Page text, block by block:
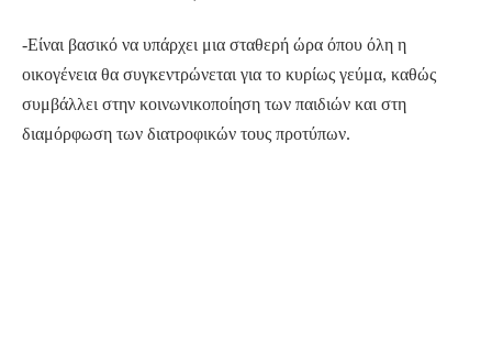
-Είναι βασικό να υπάρχει μια σταθερή ώρα όπου όλη η
οικογένεια θα συγκεντρώνεται για το κυρίως γεύμα, καθώς
συμβάλλει στην κοινωνικοποίηση των παιδιών και στη
διαμόρφωση των διατροφικών τους προτύπων.